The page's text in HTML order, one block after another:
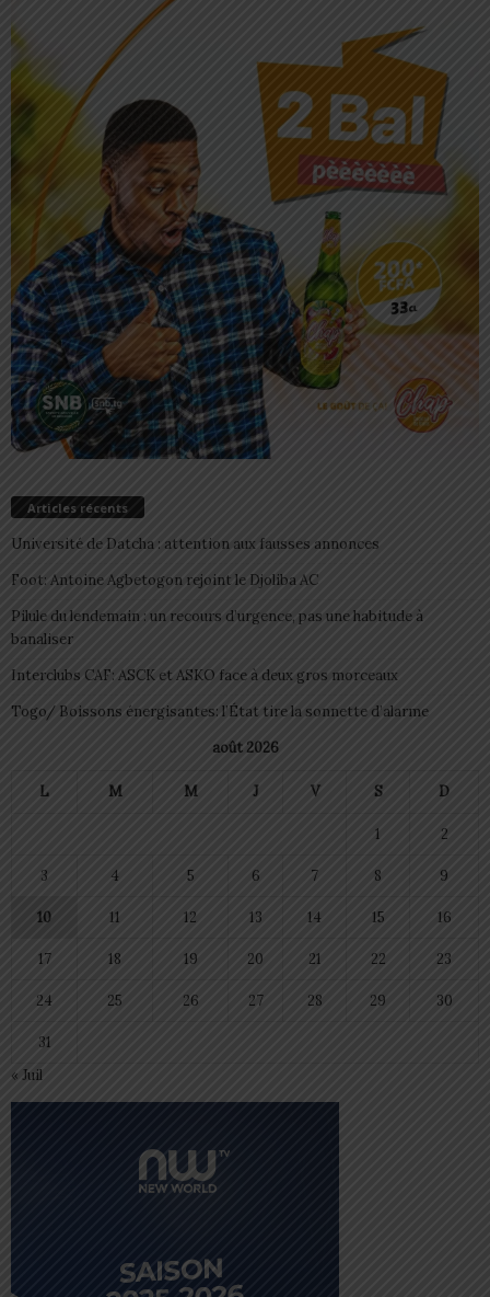
Articles récents
Université de Datcha : attention aux fausses annonces
Foot: Antoine Agbetogon rejoint le Djoliba AC
Pilule du lendemain : un recours d’urgence, pas une habitude à
banaliser
Interclubs CAF: ASCK et ASKO face à deux gros morceaux
Togo/ Boissons énergisantes: l’État tire la sonnette d’alarme
août 2026
L M M J V S D
1 2
3 4 5 6 7 8 9
10 11 12 13 14 15 16
17 18 19 20 21 22 23
24 25 26 27 28 29 30
31
« Juil